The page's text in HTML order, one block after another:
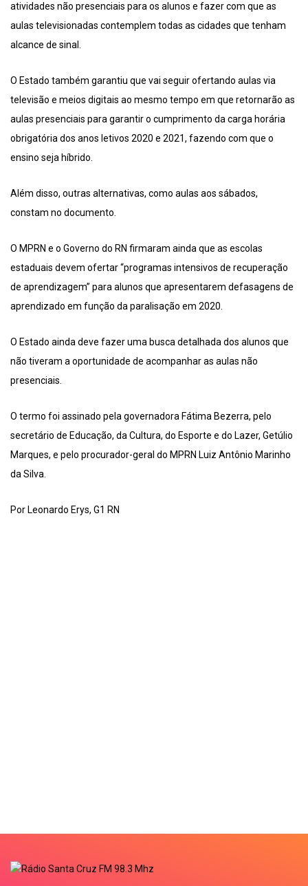
atividades não presenciais para os alunos e fazer com que as
aulas televisionadas contemplem todas as cidades que tenham
alcance de sinal.
O Estado também garantiu que vai seguir ofertando aulas via
televisão e meios digitais ao mesmo tempo em que retornarão as
aulas presenciais para garantir o cumprimento da carga horária
obrigatória dos anos letivos 2020 e 2021, fazendo com que o
ensino seja híbrido.
Além disso, outras alternativas, como aulas aos sábados,
constam no documento.
O MPRN e o Governo do RN firmaram ainda que as escolas
estaduais devem ofertar “programas intensivos de recuperação
de aprendizagem” para alunos que apresentarem defasagens de
aprendizado em função da paralisação em 2020.
O Estado ainda deve fazer uma busca detalhada dos alunos que
não tiveram a oportunidade de acompanhar as aulas não
presenciais.
O termo foi assinado pela governadora Fátima Bezerra, pelo
secretário de Educação, da Cultura, do Esporte e do Lazer, Getúlio
Marques, e pelo procurador-geral do MPRN Luiz Antônio Marinho
da Silva.
Por Leonardo Erys, G1 RN